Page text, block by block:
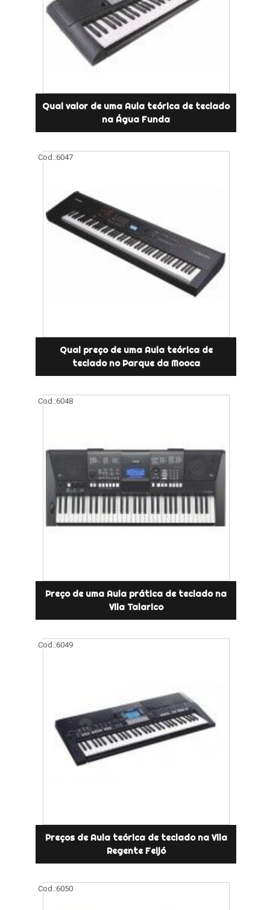
Qual valor de uma Aula teórica de teclado
na Água Funda
Cod.:6047
Qual preço de uma Aula teórica de
teclado no Parque da Mooca
Cod.:6048
Preço de uma Aula prática de teclado na
Vila Talarico
Cod.:6049
Preços de Aula teórica de teclado na Vila
Regente Feijó
Cod.:6050